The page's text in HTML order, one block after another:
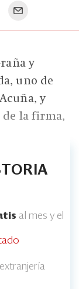
y
uno de
y
de la firma,
al mes y el